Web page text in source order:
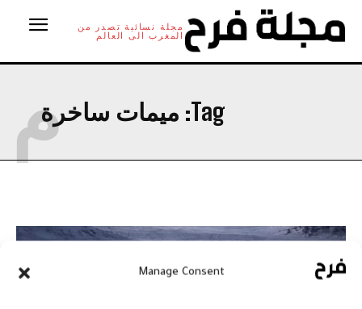
Manage Consent
مجلة نسائية تصدر من
المغرب الى العالم
Tag: ميمات ساخرةم